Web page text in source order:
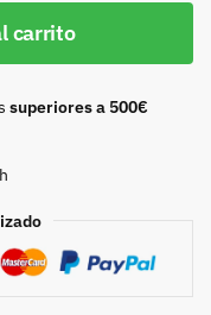
carrito
superiores a 500€